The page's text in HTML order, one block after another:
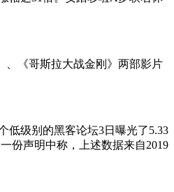
《哥斯拉大战金刚》两部影片
级别的黑客论坛3日曝光了5.33
份声明中称，上述数据来自2019